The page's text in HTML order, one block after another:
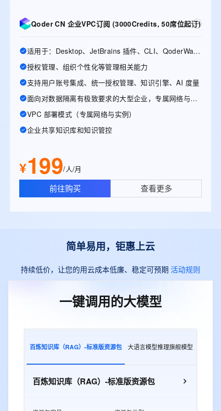
Qoder CN 企业VPC订阅 (3000Credits, 50席位起订)
适用于：Desktop、JetBrains 插件、CLI、QoderWake、Mobile
授权管理、组织个性化等管理相关能力
支持用户账号集成、统一授权管理、知识引擎、AI 度量
面向对数据隔离有极致要求的大型企业，专属网络与实例
VPC 部署模式（专属网络与实例）
企业共享知识库和知识管控
¥199/人/月
前往购买 查看更多
简单易用，钜惠上云
持续低价，让您的用云成本低廉、稳定可预期 活动规则
一键调用的大模型
百炼知识库（RAG）-标准版资源包 大语言模型推理旗舰模型
百炼知识库（RAG）-标准版资源包